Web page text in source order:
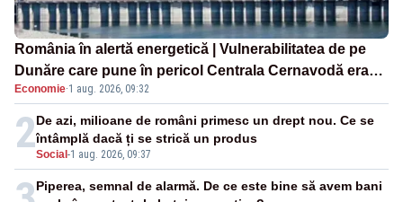
România în alertă energetică | Vulnerabilitatea de pe
Dunăre care pune în pericol Centrala Cernavodă era
cunoscută de pe vremea lui Ceaușescu
Economie·1 aug. 2026, 09:32
2Social -1 aug. 2026, 09:37
De azi, milioane de români primesc un drept nou. Ce se
întâmplă dacă ți se strică un produs
Piperea, semnal de alarmă. De ce este bine să avem bani